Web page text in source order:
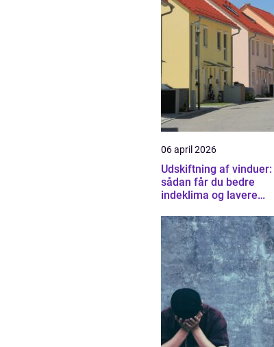
06 april 2026
Udskiftning af vinduer:
sådan får du bedre
indeklima og lavere